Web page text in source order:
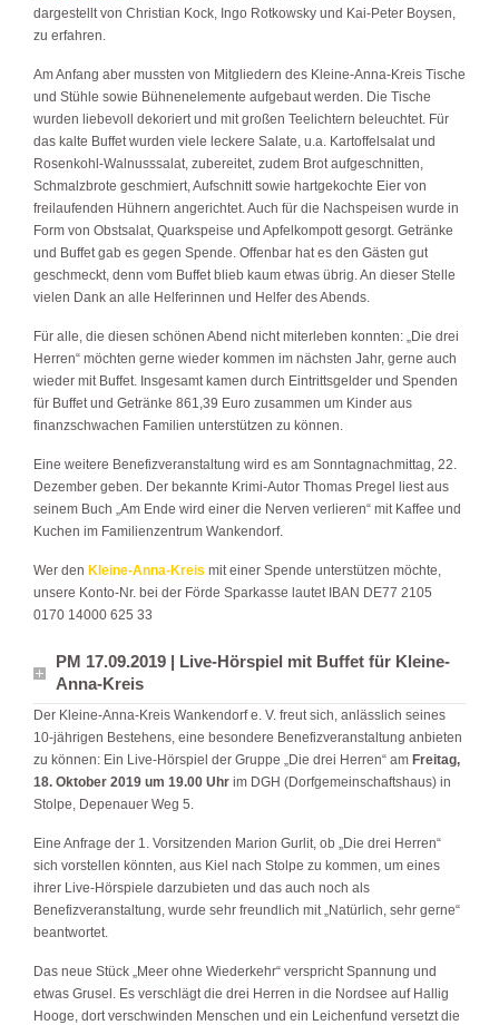
dargestellt von Christian Kock, Ingo Rotkowsky und Kai-Peter Boysen,
zu erfahren.
Am Anfang aber mussten von Mitgliedern des Kleine-Anna-Kreis Tische
und Stühle sowie Bühnenelemente aufgebaut werden. Die Tische
wurden liebevoll dekoriert und mit großen Teelichtern beleuchtet. Für
das kalte Buffet wurden viele leckere Salate, u.a. Kartoffelsalat und
Rosenkohl-Walnusssalat, zubereitet, zudem Brot aufgeschnitten,
Schmalzbrote geschmiert, Aufschnitt sowie hartgekochte Eier von
freilaufenden Hühnern angerichtet. Auch für die Nachspeisen wurde in
Form von Obstsalat, Quarkspeise und Apfelkompott gesorgt. Getränke
und Buffet gab es gegen Spende. Offenbar hat es den Gästen gut
geschmeckt, denn vom Buffet blieb kaum etwas übrig. An dieser Stelle
vielen Dank an alle Helferinnen und Helfer des Abends.
Für alle, die diesen schönen Abend nicht miterleben konnten: „Die drei
Herren“ möchten gerne wieder kommen im nächsten Jahr, gerne auch
wieder mit Buffet. Insgesamt kamen durch Eintrittsgelder und Spenden
für Buffet und Getränke 861,39 Euro zusammen um Kinder aus
finanzschwachen Familien unterstützen zu können.
Eine weitere Benefizveranstaltung wird es am Sonntagnachmittag, 22.
Dezember geben. Der bekannte Krimi-Autor Thomas Pregel liest aus
seinem Buch „Am Ende wird einer die Nerven verlieren“ mit Kaffee und
Kuchen im Familienzentrum Wankendorf.
Wer den Kleine-Anna-Kreis mit einer Spende unterstützen möchte,
unsere Konto-Nr. bei der Förde Sparkasse lautet IBAN DE77 2105
0170 14000 625 33
PM 17.09.2019 | Live-Hörspiel mit Buffet für Kleine-
Anna-Kreis
Der Kleine-Anna-Kreis Wankendorf e. V. freut sich, anlässlich seines
10-jährigen Bestehens, eine besondere Benefizveranstaltung anbieten
zu können: Ein Live-Hörspiel der Gruppe „Die drei Herren“ am Freitag,
18. Oktober 2019 um 19.00 Uhr im DGH (Dorfgemeinschaftshaus) in
Stolpe, Depenauer Weg 5.
Eine Anfrage der 1. Vorsitzenden Marion Gurlit, ob „Die drei Herren“
sich vorstellen könnten, aus Kiel nach Stolpe zu kommen, um eines
ihrer Live-Hörspiele darzubieten und das auch noch als
Benefizveranstaltung, wurde sehr freundlich mit „Natürlich, sehr gerne“
beantwortet.
Das neue Stück „Meer ohne Wiederkehr“ verspricht Spannung und
etwas Grusel. Es verschlägt die drei Herren in die Nordsee auf Hallig
Hooge, dort verschwinden Menschen und ein Leichenfund versetzt die